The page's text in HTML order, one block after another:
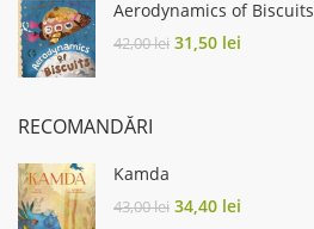
Aerodynamics of Biscuits
42,00lei Original
31,50 lei
RECOMANDĂRI
Kamda
43,00lei Original
34,40 lei